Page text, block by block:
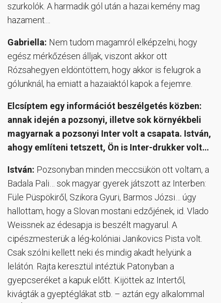
szurkolók. A harmadik gól után a hazai kemény mag
hazament…
Gabriella: Nem tudom magamról elképzelni, hogy
egész mérkőzésen álljak, viszont akkor ott
Rózsahegyen eldöntöttem, hogy akkor is felugrok a
gólunknál, ha emiatt a hazaiaktól kapok a fejemre.
Elcsíptem egy információt beszélgetés közben:
annak idején a pozsonyi, illetve sok környékbeli
magyarnak a pozsonyi Inter volt a csapata. István,
ahogy említeni tetszett, Ön is Inter-drukker volt…
István: Pozsonyban minden meccsükön ott voltam, a
Badala Pali… sok magyar gyerek játszott az Interben:
Füle Püspökiről, Szikora Gyuri, Barmos Józsi… úgy
hallottam, hogy a Slovan mostani edzőjének, id. Vlado
Weissnek az édesapja is beszélt magyarul. A
cipészmesterük a lég-kolóniai Janikovics Pista volt.
Csak szólni kellett neki és mindig akadt helyünk a
lelátón. Rajta keresztül intéztük Patonyban a
gyepcseréket a kapuk előtt. Kijöttek az Intertől,
kivágták a gyeptéglákat stb. – aztán egy alkalommal